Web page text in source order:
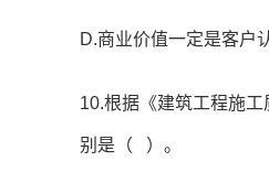
D.商业价值一定是客户
10.根据《建筑工程施
别是（ ）。